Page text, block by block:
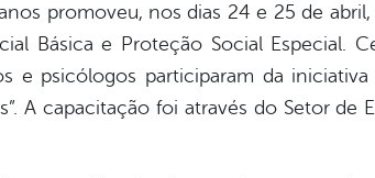
promoveu, nos dias 24 e 25 de
Básica e Proteção Social Especial.
e psicólogos participaram da
A capacitação foi através do Setor de